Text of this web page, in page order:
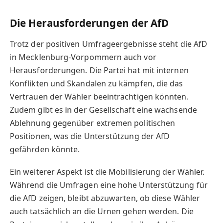
Die Herausforderungen der AfD
Trotz der positiven Umfrageergebnisse steht die AfD
in Mecklenburg-Vorpommern auch vor
Herausforderungen. Die Partei hat mit internen
Konflikten und Skandalen zu kämpfen, die das
Vertrauen der Wähler beeinträchtigen könnten.
Zudem gibt es in der Gesellschaft eine wachsende
Ablehnung gegenüber extremen politischen
Positionen, was die Unterstützung der AfD
gefährden könnte.
Ein weiterer Aspekt ist die Mobilisierung der Wähler.
Während die Umfragen eine hohe Unterstützung für
die AfD zeigen, bleibt abzuwarten, ob diese Wähler
auch tatsächlich an die Urnen gehen werden. Die